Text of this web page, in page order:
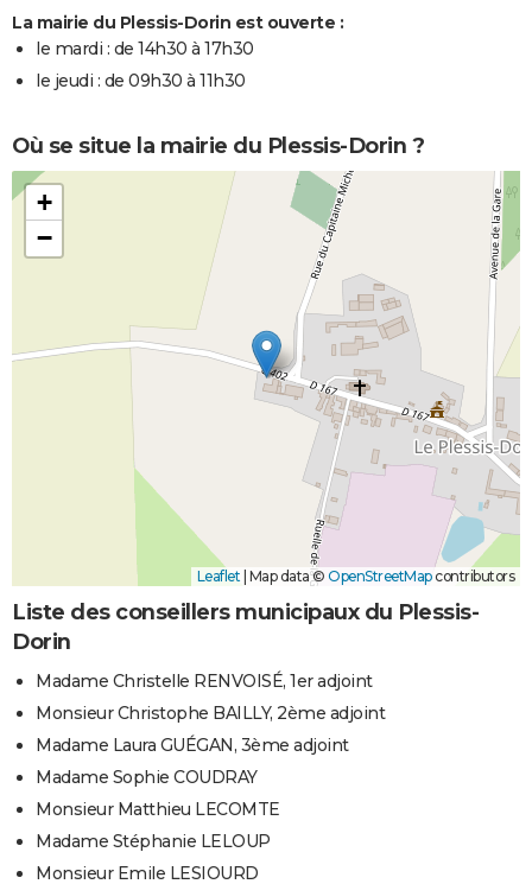
La mairie du Plessis-Dorin est ouverte :
le mardi : de 14h30 à 17h30
le jeudi : de 09h30 à 11h30
Où se situe la mairie du Plessis-Dorin ?
+
−
Leaflet Map data © OpenStreetMapcontributors
Liste des conseillers municipaux du Plessis-
Dorin
Madame Christelle RENVOISÉ, 1er adjoint
Monsieur Christophe BAILLY, 2ème adjoint
Madame Laura GUÉGAN, 3ème adjoint
Madame Sophie COUDRAY
Monsieur Matthieu LECOMTE
Madame Stéphanie LELOUP
Monsieur Emile LESIOURD